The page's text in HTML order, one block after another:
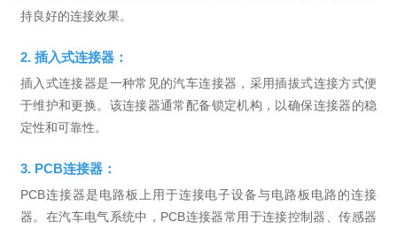
持良好的连接效果。
2. 插入式连接器：
插入式连接器是一种常见的汽车连接器，采用插拔式连接方式便
于维护和更换。该连接器通常配备锁定机构，以确保连接器的稳
定性和可靠性。
3. PCB连接器：
PCB连接器是电路板上用于连接电子设备与电路板电路的连接
器。在汽车电气系统中，PCB连接器常用于连接控制器、传感器